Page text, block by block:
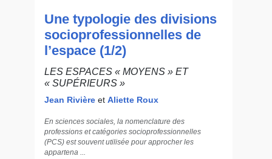
Une typologie des divisions
socioprofessionnelles de
l’espace (1/2)
LES ESPACES « MOYENS » ET
« SUPÉRIEURS »
Jean Rivière et Aliette Roux
En sciences sociales, la nomenclature des
professions et catégories socioprofessionnelles
(PCS) est souvent utilisée pour approcher les
appartena ...
>> Index géographique